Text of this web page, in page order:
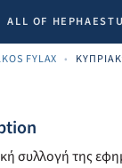
ALL OF
FYLAX
συλλογή της